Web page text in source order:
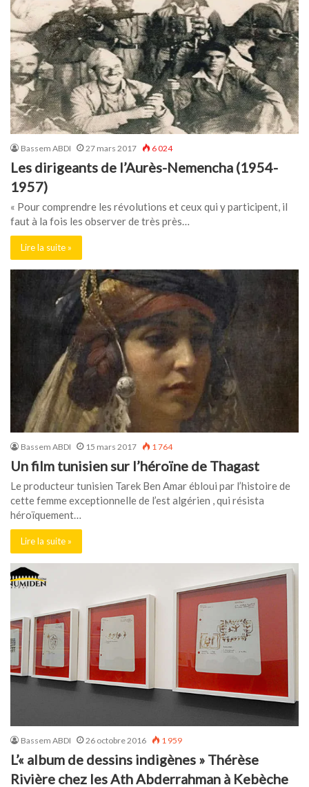
Bassem ABDI 27 mars 2017 6 024
Les dirigeants de l’Aurès-Nemencha (1954-
1957)
« Pour comprendre les révolutions et ceux qui y participent, il
faut à la fois les observer de très près…
Lire la suite »
Bassem ABDI 15 mars 2017 1 764
Un film tunisien sur l’héroïne de Thagast
Le producteur tunisien Tarek Ben Amar ébloui par l’histoire de
cette femme exceptionnelle de l’est algérien , qui résista
héroïquement…
Lire la suite »
Bassem ABDI 26 octobre 2016 1 959
L’« album de dessins indigènes » Thérèse
Rivière chez les Ath Abderrahman à Kebèche